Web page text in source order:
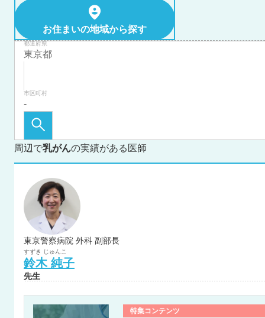
お住まいの地域から探す
都道府県
市区町村
周辺で乳がんの実績がある医師
東京警察病院 外科 副部長
すずき じゅんこ
鈴木 純子
先生
特集コンテンツ